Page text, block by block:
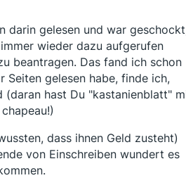
darin gelesen und war
wieder dazu aufgerufen
beantragen. Das fand ich schon
Seiten gelesen habe, finde ich,
(daran hast Du "kastanienblatt"
dass ihnen Geld zusteht)
von Einschreiben wundert es